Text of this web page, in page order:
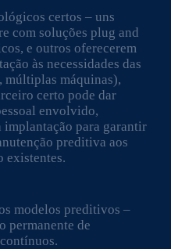
certos – uns
com soluções plug and
e outros oferecerem
às necessidades das
múltiplas máquinas),
certo pode dar
envolvido,
para garantir
preditiva aos
existentes.
modelos preditivos –
permanente de